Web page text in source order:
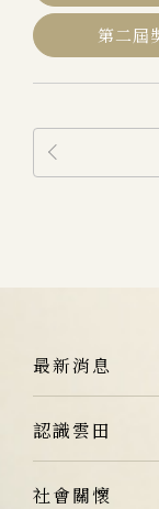
第二屆
最新消息
認識雲田
社會關懷